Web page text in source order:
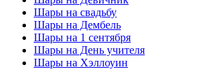
Шары на свадьбу
Шары на Дембель
Шары на 1 сентября
Шары на День учителя
Шары на Хэллоуин